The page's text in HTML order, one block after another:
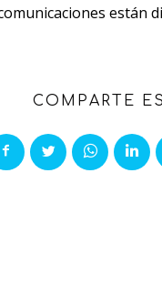
están
COMPARTE